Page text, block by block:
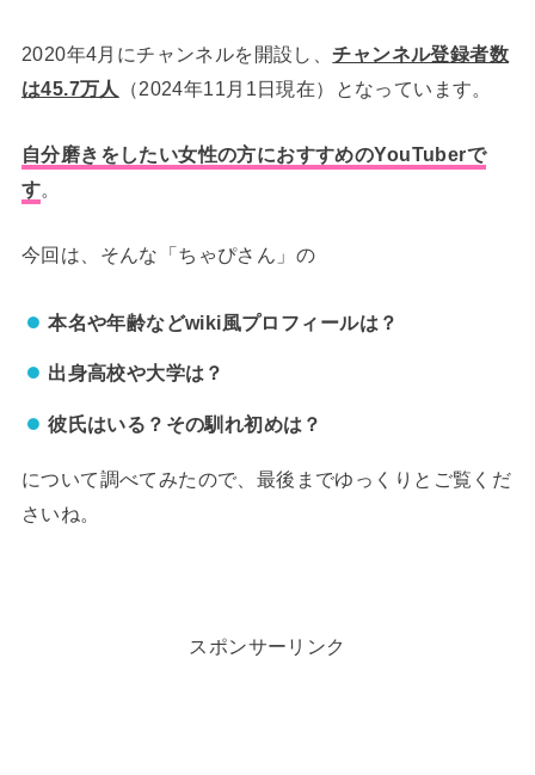
2020年4月にチャンネルを開設し、チャンネル登録者数
は45.7万人
（2024年11月1日現在）となっています。
自分磨きをしたい女性の方におすすめのYouTuberで
す。
今回は、そんな「ちゃぴさん」の
本名や年齢などwiki風プロフィールは？
出身高校や大学は？
彼氏はいる？その馴れ初めは？
について調べてみたので、最後までゆっくりとご覧くだ
さいね。
スポンサーリンク